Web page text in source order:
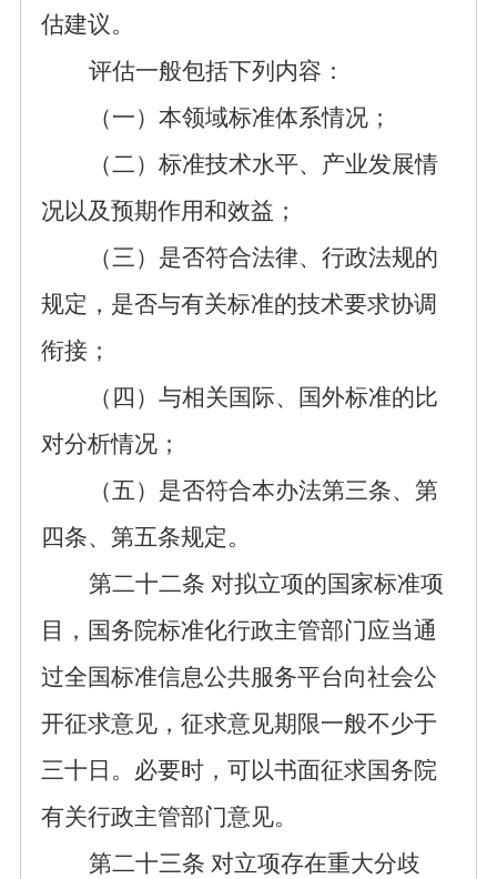
估建议。
评估一般包括下列内容：
（一）本领域标准体系情况；
（二）标准技术水平、产业发展情
况以及预期作用和效益；
（三） 是否符合法律、行政法规的
规定，是否与有关标准的技术要求协调
衔接；
（四） 与相关国际、国外标准的比
对分析情况；
（五） 是否符合本办法第三条、第
四条、第五条规定。
第二十二条 对拟立项的国家标准项
目，国务院标准化行政主管部门应当通
过全国标准信息公共服务平台向社会公
开征求意见，征求意见期限一般不少于
三十日 。 必要时，可以书面征求国务院
有关行政主管部门意见。
第二十三条 对立项存在重大分歧